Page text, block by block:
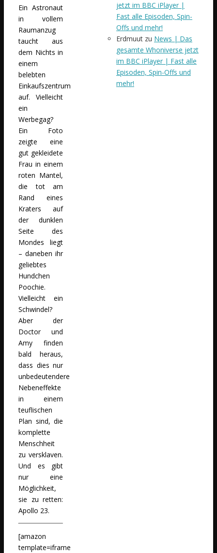
Ein Astronaut
in vollem
Raumanzug
taucht aus
dem Nichts in
einem
belebten
Einkaufszentrum
auf. Vielleicht
ein
Werbegag?
Ein Foto
zeigte eine
gut gekleidete
Frau in einem
roten Mantel,
die tot am
Rand eines
Kraters auf
der dunklen
Seite des
Mondes liegt
– daneben ihr
geliebtes
Hundchen
Poochie.
Vielleicht ein
Schwindel?
Aber der
Doctor und
Amy finden
bald heraus,
dass dies nur
unbedeutendere
Nebeneffekte
in einem
teuflischen
Plan sind, die
komplette
Menschheit
zu versklaven.
Und es gibt
nur eine
Möglichkeit,
sie zu retten:
Apollo 23.
[amazon
template=iframe
jetzt im BBC iPlayer |
Fast alle Episoden, Spin-
Offs und mehr!
Erdmuut zu News | Das
gesamte Whoniverse jetzt
im BBC iPlayer | Fast alle
Episoden, Spin-Offs und
mehr!